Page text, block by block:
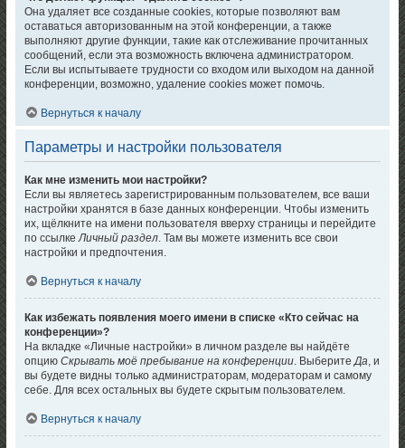
Она удаляет все созданные cookies, которые позволяют вам
оставаться авторизованным на этой конференции, а также
выполняют другие функции, такие как отслеживание прочитанных
сообщений, если эта возможность включена администратором.
Если вы испытываете трудности со входом или выходом на данной
конференции, возможно, удаление cookies может помочь.
Вернуться к началу
Параметры и настройки пользователя
Как мне изменить мои настройки?
Если вы являетесь зарегистрированным пользователем, все ваши
настройки хранятся в базе данных конференции. Чтобы изменить
их, щёлкните на имени пользователя вверху страницы и перейдите
по ссылкеЛичный раздел. Там вы можете изменить все свои
настройки и предпочтения.
Вернуться к началу
Как избежать появления моего имени в списке «Кто сейчас на
конференции»?
На вкладке «Личные настройки» в личном разделе вы найдёте
опциюСкрывать моё пребывание на конференции. ВыберитеДа, и
вы будете видны только администраторам, модераторам и самому
себе. Для всех остальных вы будете скрытым пользователем.
Вернуться к началу